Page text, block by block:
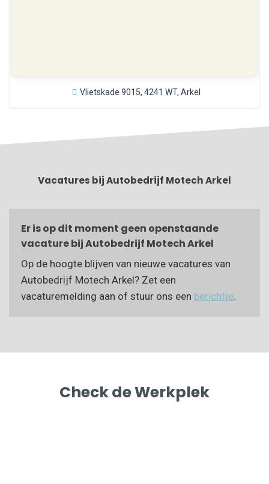
Vlietskade 9015, 4241 WT, Arkel
Vacatures bij Autobedrijf Motech Arkel
Er is op dit moment geen openstaande
vacature bij Autobedrijf Motech Arkel
Op de hoogte blijven van nieuwe vacatures van
Autobedrijf Motech Arkel? Zet een
vacaturemelding aan of stuur ons een berichtje
Check de Werkplek